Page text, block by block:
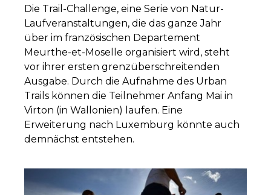
Die Trail-Challenge, eine Serie von Natur-
Laufveranstaltungen, die das ganze Jahr
über im französischen Departement
Meurthe-et-Moselle organisiert wird, steht
vor ihrer ersten grenzüberschreitenden
Ausgabe. Durch die Aufnahme des Urban
Trails können die Teilnehmer Anfang Mai in
Virton (in Wallonien) laufen. Eine
Erweiterung nach Luxemburg könnte auch
demnächst entstehen.